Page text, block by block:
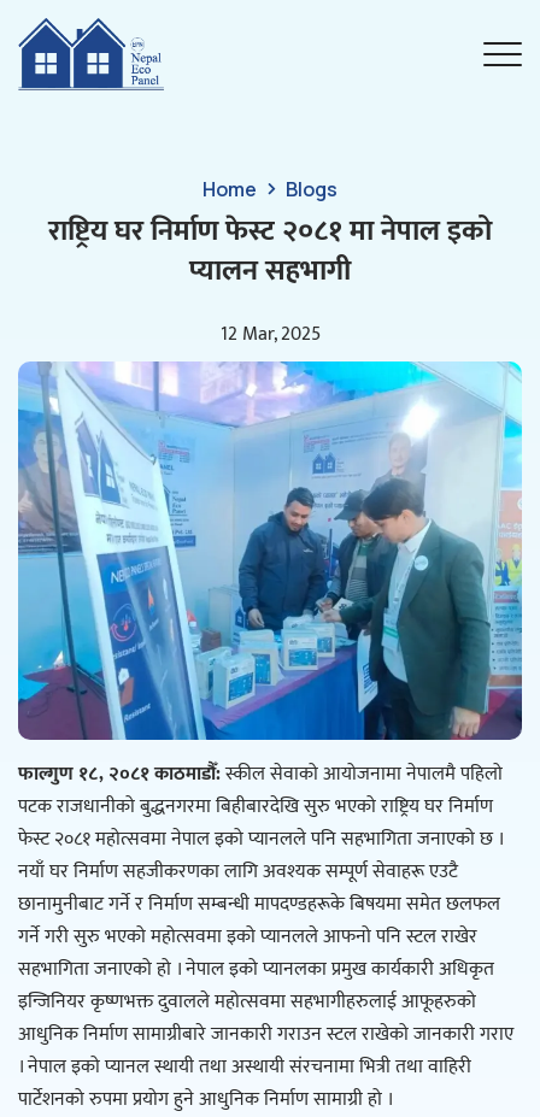
Home Blogs
राष्ट्रिय घर निर्माण फेस्ट २०८१ मा नेपाल इको
प्यालन सहभागी
12 Mar, 2025
फाल्गुण १८, २०८१ काठमाडौँ:स्कील सेवाको आयोजनामा नेपालमै पहिलो
पटक राजधानीको बुद्धनगरमा बिहीबारदेखि सुरु भएको राष्ट्रिय घर निर्माण
फेस्ट २०८१ महोत्सवमा नेपाल इको प्यानलले पनि सहभागिता जनाएको छ ।
नयाँ घर निर्माण सहजीकरणका लागि अवश्यक सम्पूर्ण सेवाहरू एउटै
छानामुनीबाट गर्ने र निर्माण सम्बन्धी मापदण्डहरूके बिषयमा समेत छलफल
गर्ने गरी सुरु भएको महोत्सवमा इको प्यानलले आफनो पनि स्टल राखेर
सहभागिता जनाएको हो । नेपाल इको प्यानलका प्रमुख कार्यकारी अधिकृत
इन्जिनियर कृष्णभक्त दुवालले महोत्सवमा सहभागीहरुलाई आफूहरुको
आधुनिक निर्माण सामाग्रीबारे जानकारी गराउन स्टल राखेको जानकारी गराए
। नेपाल इको प्यानल स्थायी तथा अस्थायी संरचनामा भित्री तथा वाहिरी
पार्टेशनको रुपमा प्रयोग हुने आधुनिक निर्माण सामाग्री हो ।